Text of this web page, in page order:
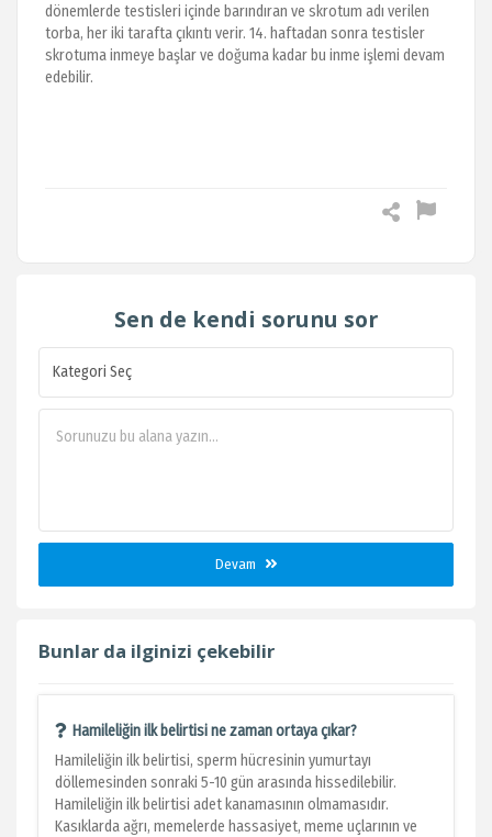
dönemlerde testisleri içinde barındıran ve skrotum adı verilen
torba, her iki tarafta çıkıntı verir. 14. haftadan sonra testisler
skrotuma inmeye başlar ve doğuma kadar bu inme işlemi devam
edebilir.
Sen de kendi sorunu sor
Devam
Bunlar da ilginizi çekebilir
Hamileliğin ilk belirtisi ne zaman ortaya çıkar?
Hamileliğin ilk belirtisi, sperm hücresinin yumurtayı
döllemesinden sonraki 5-10 gün arasında hissedilebilir.
Hamileliğin ilk belirtisi adet kanamasının olmamasıdır.
Kasıklarda ağrı, memelerde hassasiyet, meme uçlarının ve